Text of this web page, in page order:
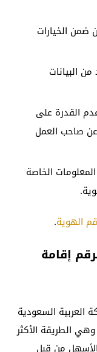
ضمن الخيارات
البيانات
القدرة على
صاحب العمل
الخاصة
الهوية.
إقامة
العربية السعودية
الطريقة الأكثر
والأسهل من قبل